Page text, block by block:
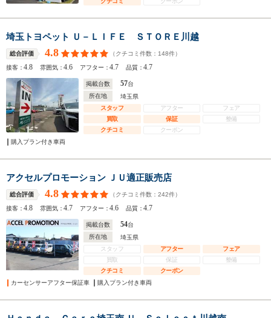
埼玉トヨペット Ｕ－ＬＩＦＥ ＳＴＯＲＥ川越
総合評価 4.8 （クチコミ件数： 148件）
接客：4.8 雰囲気：4.6 アフター：4.7 品質：4.7
掲載台数 57台
所在地
埼玉県
スタッフ
アフター
フェア
買取
保証
整備
クチコミ
クーポン
購入プラン付き車両
アクセルプロモーション ＪＵ適正販売店
総合評価 4.8 （クチコミ件数： 242件）
接客：4.8 雰囲気：4.7 アフター：4.6 品質：4.7
掲載台数 54台
所在地
埼玉県
スタッフ
アフター
フェア
買取
保証
整備
クチコミ
クーポン
カーセンサーアフター保証車
購入プラン付き車両